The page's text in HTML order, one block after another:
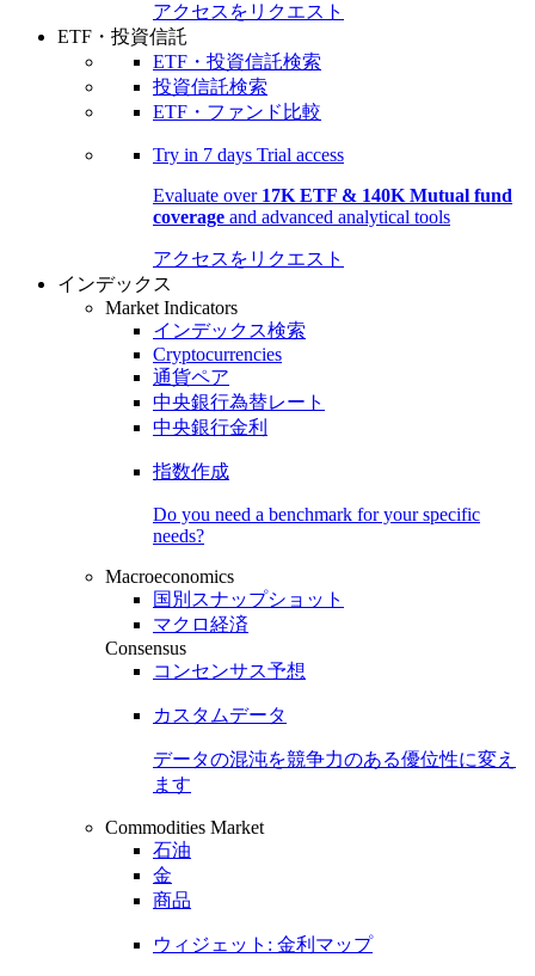
アクセスをリクエスト
ETF・投資信託
ETF・投資信託検索
投資信託検索
ETF・ファンド比較
Try in 7 days Trial access
Evaluate over 17K ETF & 140K Mutual fund
coverage and advanced analytical tools
アクセスをリクエスト
インデックス
Market Indicators
インデックス検索
Cryptocurrencies
通貨ペア
中央銀行為替レート
中央銀行金利
指数作成
Do you need a benchmark for your specific
needs?
Macroeconomics
国別スナップショット
マクロ経済
Consensus
コンセンサス予想
カスタムデータ
データの混沌を競争力のある優位性に変え
ます
Commodities Market
石油
金
商品
ウィジェット: 金利マップ